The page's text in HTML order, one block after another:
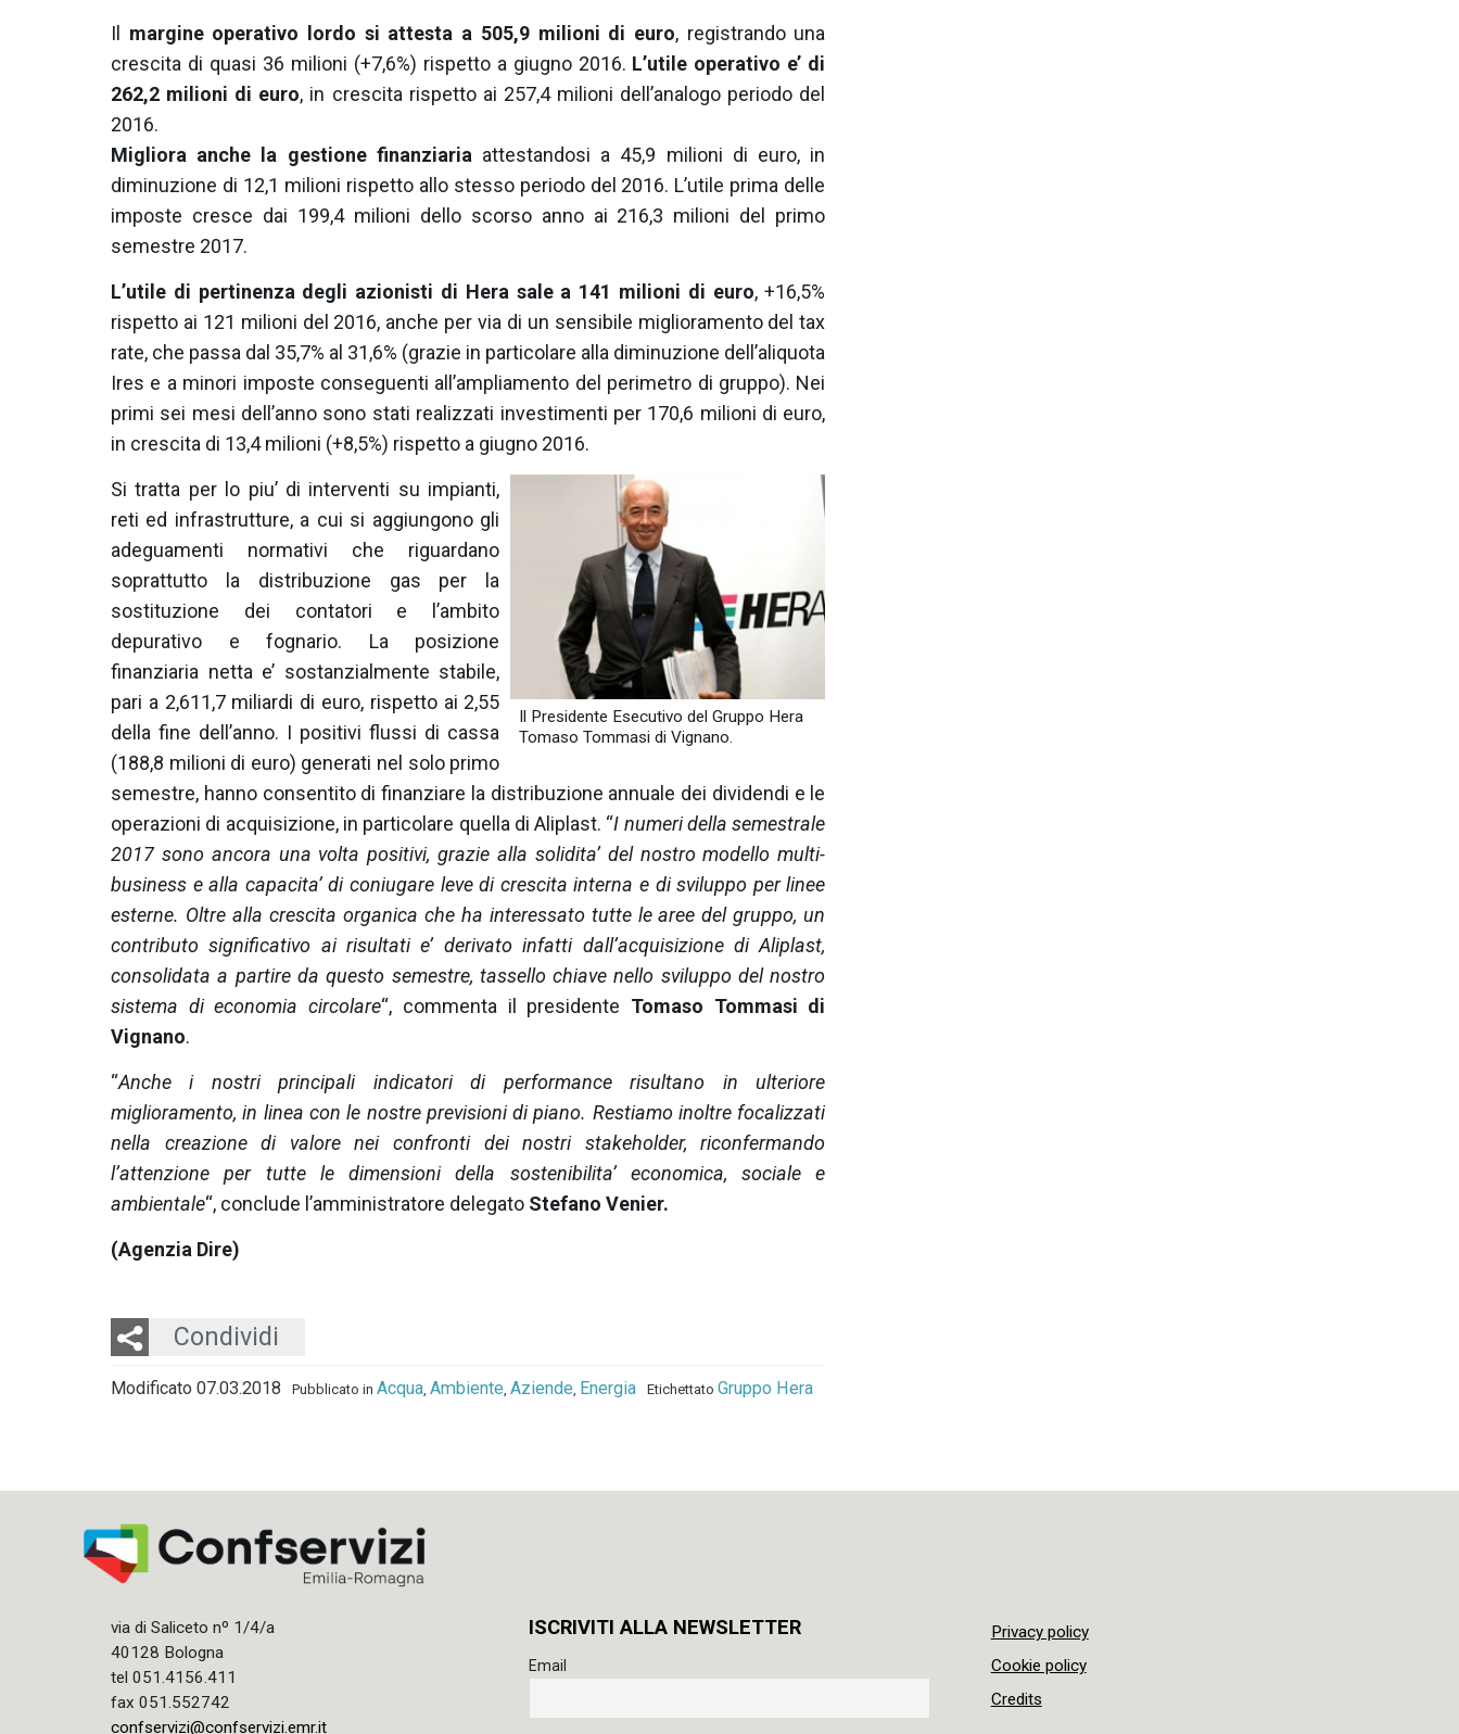
Il margine operativo lordo si attesta a 505,9 milioni di euro, registrando una
crescita di quasi 36 milioni (+7,6%) rispetto a giugno 2016. L’utile operativo e’ di
262,2 milioni di euro, in crescita rispetto ai 257,4 milioni dell’analogo periodo del
2016.
Migliora anche la gestione finanziaria attestandosi a 45,9 milioni di euro, in
diminuzione di 12,1 milioni rispetto allo stesso periodo del 2016. L’utile prima delle
imposte cresce dai 199,4 milioni dello scorso anno ai 216,3 milioni del primo
semestre 2017.
L’utile di pertinenza degli azionisti di Hera sale a 141 milioni di euro, +16,5%
rispetto ai 121 milioni del 2016, anche per via di un sensibile miglioramento del tax
rate, che passa dal 35,7% al 31,6% (grazie in particolare alla diminuzione dell’aliquota
Ires e a minori imposte conseguenti all’ampliamento del perimetro di gruppo). Nei
primi sei mesi dell’anno sono stati realizzati investimenti per 170,6 milioni di euro,
in crescita di 13,4 milioni (+8,5%) rispetto a giugno 2016.
Il Presidente Esecutivo del Gruppo Hera
Tomaso Tommasi di Vignano.
Si tratta per lo piu’ di interventi su impianti,
reti ed infrastrutture, a cui si aggiungono gli
adeguamenti normativi che riguardano
soprattutto la distribuzione gas per la
sostituzione dei contatori e l’ambito
depurativo e fognario. La posizione
finanziaria netta e’ sostanzialmente stabile,
pari a 2,611,7 miliardi di euro, rispetto ai 2,55
della fine dell’anno. I positivi flussi di cassa
(188,8 milioni di euro) generati nel solo primo
semestre, hanno consentito di finanziare la distribuzione annuale dei dividendi e le
operazioni di acquisizione, in particolare quella di Aliplast. “I numeri della semestrale
2017 sono ancora una volta positivi, grazie alla solidita’ del nostro modello multi-
business e alla capacita’ di coniugare leve di crescita interna e di sviluppo per linee
esterne. Oltre alla crescita organica che ha interessato tutte le aree del gruppo, un
contributo significativo ai risultati e’ derivato infatti dall’acquisizione di Aliplast,
consolidata a partire da questo semestre, tassello chiave nello sviluppo del nostro
sistema di economia circolare“, commenta il presidente Tomaso Tommasi di
Vignano.
“Anche i nostri principali indicatori di performance risultano in ulteriore
miglioramento, in linea con le nostre previsioni di piano. Restiamo inoltre focalizzati
nella creazione di valore nei confronti dei nostri stakeholder, riconfermando
l’attenzione per tutte le dimensioni della sostenibilita’ economica, sociale e
ambientale“, conclude l’amministratore delegato Stefano Venier.
(Agenzia Dire)
Condividi
Twitter
LinkedIn
Email
Modificato 07.03.2018 Pubblicato in Acqua Ambiente Aziende Energia Etichettato Gruppo Hera
via di Saliceto nº 1/4/a
40128 Bologna
tel 051.4156.411
fax 051.552742
confservizi@confservizi.emr.it
ISCRIVITI ALLA NEWSLETTER
Email
Privacy policy
Cookie policy
Credits